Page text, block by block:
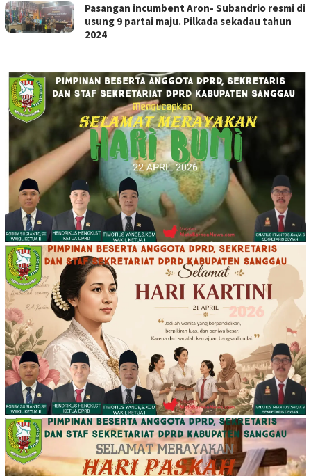
Pasangan incumbent Aron- Subandrio resmi di
usung 9 partai maju. Pilkada sekadau tahun
2024